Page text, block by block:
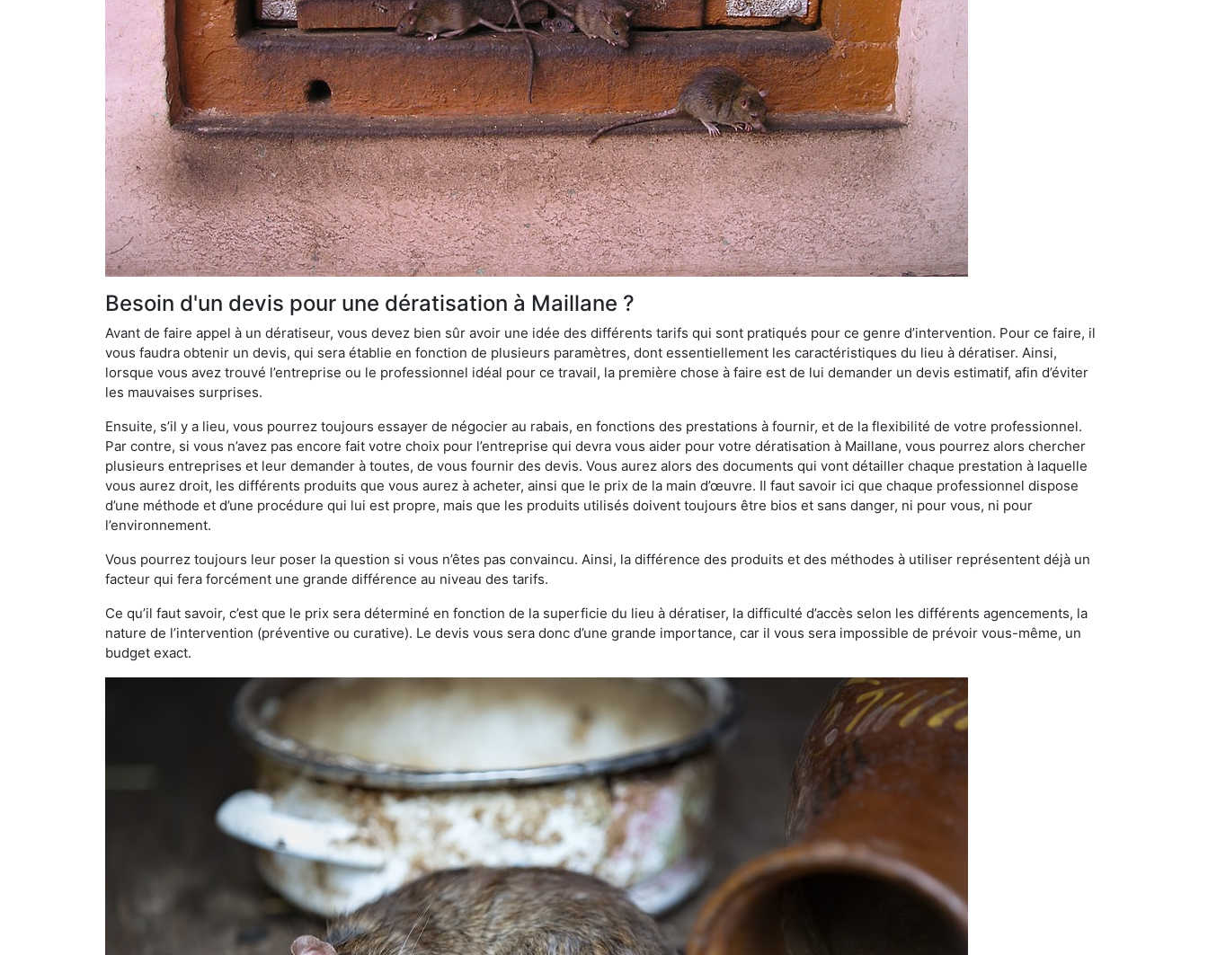
Besoin d'un devis pour une dératisation à Maillane ?
Avant de faire appel à un dératiseur, vous devez bien sûr avoir une idée des différents tarifs qui sont pratiqués pour ce genre d’intervention. Pour ce faire, il
vous faudra obtenir un devis, qui sera établie en fonction de plusieurs paramètres, dont essentiellement les caractéristiques du lieu à dératiser. Ainsi,
lorsque vous avez trouvé l’entreprise ou le professionnel idéal pour ce travail, la première chose à faire est de lui demander un devis estimatif, afin d’éviter
les mauvaises surprises.
Ensuite, s’il y a lieu, vous pourrez toujours essayer de négocier au rabais, en fonctions des prestations à fournir, et de la flexibilité de votre professionnel.
Par contre, si vous n’avez pas encore fait votre choix pour l’entreprise qui devra vous aider pour votre dératisation à Maillane, vous pourrez alors chercher
plusieurs entreprises et leur demander à toutes, de vous fournir des devis. Vous aurez alors des documents qui vont détailler chaque prestation à laquelle
vous aurez droit, les différents produits que vous aurez à acheter, ainsi que le prix de la main d’œuvre. Il faut savoir ici que chaque professionnel dispose
d’une méthode et d’une procédure qui lui est propre, mais que les produits utilisés doivent toujours être bios et sans danger, ni pour vous, ni pour
l’environnement.
Vous pourrez toujours leur poser la question si vous n’êtes pas convaincu. Ainsi, la différence des produits et des méthodes à utiliser représentent déjà un
facteur qui fera forcément une grande différence au niveau des tarifs.
Ce qu’il faut savoir, c’est que le prix sera déterminé en fonction de la superficie du lieu à dératiser, la difficulté d’accès selon les différents agencements, la
nature de l’intervention (préventive ou curative). Le devis vous sera donc d’une grande importance, car il vous sera impossible de prévoir vous-même, un
budget exact.